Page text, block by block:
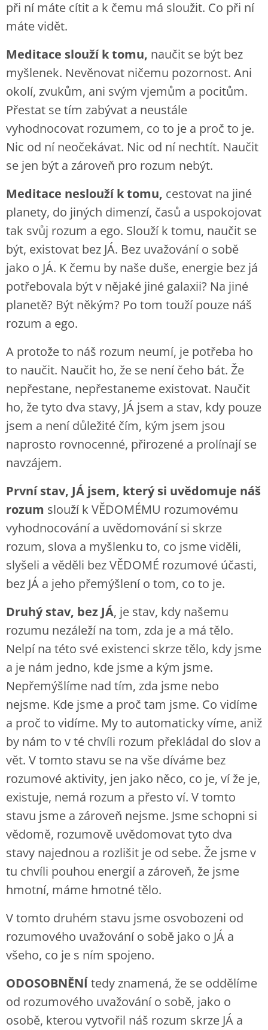
při ní máte cítit a k čemu má sloužit. Co při ní
máte vidět.
Meditace slouží k tomu, naučit se být bez
myšlenek. Nevěnovat ničemu pozornost. Ani
okolí, zvukům, ani svým vjemům a pocitům.
Přestat se tím zabývat a neustále
vyhodnocovat rozumem, co to je a proč to je.
Nic od ní neočekávat. Nic od ní nechtít. Naučit
se jen být a zároveň pro rozum nebýt.
Meditace neslouží k tomu, cestovat na jiné
planety, do jiných dimenzí, časů a uspokojovat
tak svůj rozum a ego. Slouží k tomu, naučit se
být, existovat bez JÁ. Bez uvažování o sobě
jako o JÁ. K čemu by naše duše, energie bez já
potřebovala být v nějaké jiné galaxii? Na jiné
planetě? Být někým? Po tom touží pouze náš
rozum a ego.
A protože to náš rozum neumí, je potřeba ho
to naučit. Naučit ho, že se není čeho bát. Že
nepřestane, nepřestaneme existovat. Naučit
ho, že tyto dva stavy, JÁ jsem a stav, kdy pouze
jsem a není důležité čím, kým jsem jsou
naprosto rovnocenné, přirozené a prolínají se
navzájem.
První stav, JÁ jsem, který si uvědomuje náš
rozum slouží k VĚDOMÉMU rozumovému
vyhodnocování a uvědomování si skrze
rozum, slova a myšlenku to, co jsme viděli,
slyšeli a věděli bez VĚDOMÉ rozumové účasti,
bez JÁ a jeho přemýšlení o tom, co to je.
Druhý stav, bez JÁ, je stav, kdy našemu
rozumu nezáleží na tom, zda je a má tělo.
Nelpí na této své existenci skrze tělo, kdy jsme
a je nám jedno, kde jsme a kým jsme.
Nepřemýšlíme nad tím, zda jsme nebo
nejsme. Kde jsme a proč tam jsme. Co vidíme
a proč to vidíme. My to automaticky víme, aniž
by nám to v té chvíli rozum překládal do slov a
vět. V tomto stavu se na vše díváme bez
rozumové aktivity, jen jako něco, co je, ví že je,
existuje, nemá rozum a přesto ví. V tomto
stavu jsme a zároveň nejsme. Jsme schopni si
vědomě, rozumově uvědomovat tyto dva
stavy najednou a rozlišit je od sebe. Že jsme v
tu chvíli pouhou energií a zároveň, že jsme
hmotní, máme hmotné tělo.
V tomto druhém stavu jsme osvobozeni od
rozumového uvažování o sobě jako o JÁ a
všeho, co je s ním spojeno.
ODOSOBNĚNÍ tedy znamená, že se oddělíme
od rozumového uvažování o sobě, jako o
osobě, kterou vytvořil náš rozum skrze JÁ a